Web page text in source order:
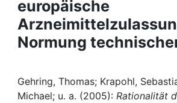
Institutions
My FIS
europäische
Normung
Gehring, Thomas; Krapohl,
Michael; u. a. (2005): Rationalität